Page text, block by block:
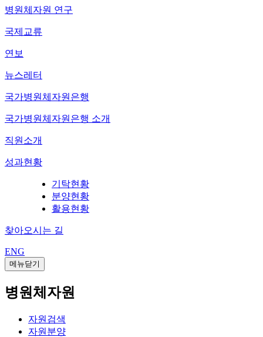
병원체자원 연구
국제교류
연보
뉴스레터
국가병원체자원은행
국가병원체자원은행 소개
직원소개
성과현황
기탁현황
분양현황
활용현황
찾아오시는 길
ENG
메뉴닫기
병원체자원
자원검색
자원분양